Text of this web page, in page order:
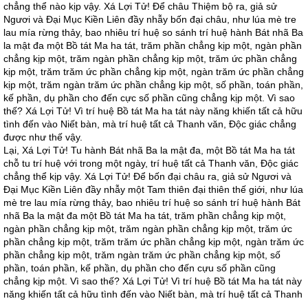
chẳng thể nào kịp vậy. Xá Lợi Tử! Để châu Thiệm bộ ra, giả sử
Ngươi và Đại Mục Kiền Liên đầy nhẫy bốn đại châu, như lúa mè tre
lau mía rừng thảy, bao nhiêu trí huệ so sánh trí huệ hành Bát nhã Ba
la mật đa một Bồ tát Ma ha tát, trăm phần chẳng kịp một, ngàn phần
chẳng kịp một, trăm ngàn phần chẳng kịp một, trăm ức phần chẳng
kịp một, trăm trăm ức phần chẳng kịp một, ngàn trăm ức phần chẳng
kịp một, trăm ngàn trăm ức phần chẳng kịp một, số phần, toán phần,
kế phần, dụ phần cho đến cực số phần cũng chẳng kịp một. Vì sao
thế? Xá Lợi Tử! Vì trí huệ Bồ tát Ma ha tát này năng khiến tất cả hữu
tình đến vào Niết bàn, mà trí huệ tất cả Thanh văn, Độc giác chẳng
được như thế vậy.
Lại, Xá Lợi Tử! Tu hành Bát nhã Ba la mật đa, một Bồ tát Ma ha tát
chỗ tu trí huệ với trong một ngày, trí huệ tất cả Thanh văn, Độc giác
chẳng thể kịp vậy. Xá Lợi Tử! Để bốn đại châu ra, giả sử Ngươi và
Đại Mục Kiền Liên đầy nhẫy một Tam thiên đại thiên thế giới, như lúa
mè tre lau mía rừng thảy, bao nhiêu trí huệ so sánh trí huệ hành Bát
nhã Ba la mật đa một Bồ tát Ma ha tát, trăm phần chẳng kịp một,
ngàn phần chẳng kịp một, trăm ngàn phần chẳng kịp một, trăm ức
phần chẳng kịp một, trăm trăm ức phần chẳng kịp một, ngàn trăm ức
phần chẳng kịp một, trăm ngàn trăm ức phần chẳng kịp một, số
phần, toán phần, kế phần, dụ phần cho đến cựu số phần cũng
chẳng kịp một. Vì sao thế? Xá Lợi Tử! Vì trí huệ Bồ tát Ma ha tát này
năng khiến tất cả hữu tình đến vào Niết bàn, mà trí huệ tất cả Thanh